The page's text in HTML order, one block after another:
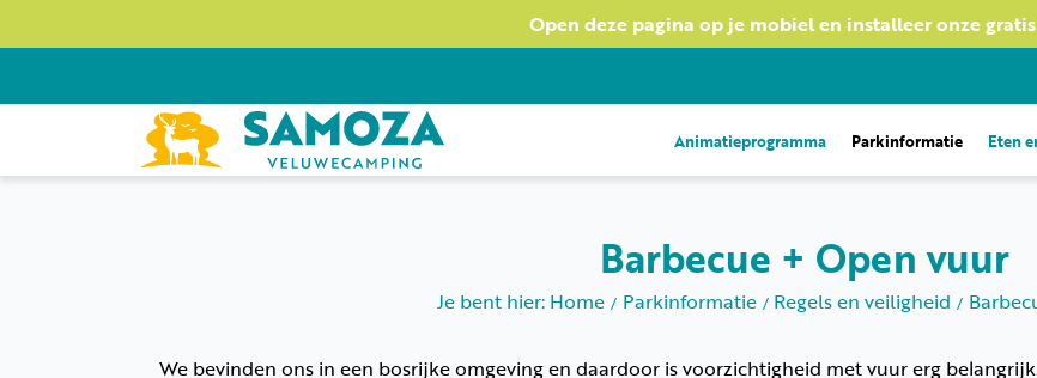
Open deze pagina op je mobiel en installeer onze
Animatieprogramma Parkinformatie Eten
Barbecue + Open vuur
Je bent hier: Home Parkinformatie Regels en veiligheid
We bevinden ons in een bosrijke omgeving en daardoor is voorzichtigheid met vuur erg